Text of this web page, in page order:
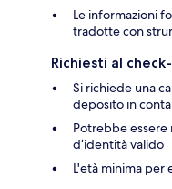
Le informazioni
tradotte con
Richiesti al
Si richiede una
deposito in
Potrebbe
d’identità valido
L'età minima per